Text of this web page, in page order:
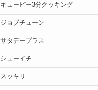
キューピー3分クッキング
ジョブチューン
サタデープラス
シューイチ
スッキリ